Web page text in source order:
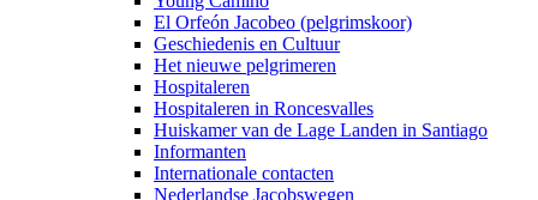
El Orfeón Jacobeo (pelgrimskoor)
Geschiedenis en Cultuur
Het nieuwe pelgrimeren
Hospitaleren
Hospitaleren in Roncesvalles
Huiskamer van de Lage Landen in Santiago
Informanten
Internationale contacten
Nederlandse Jacobswegen